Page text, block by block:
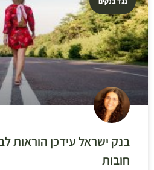
בנק ישראל עידכן הוראות
חובות